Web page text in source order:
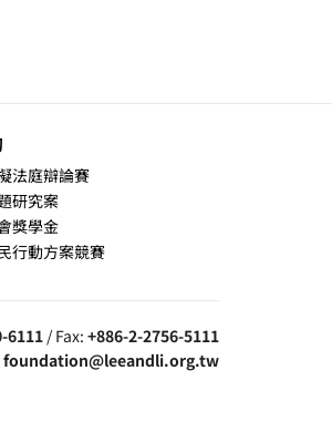
法庭辯論賽
研究案
獎學金
行動方案競賽
6111/ Fax: +886-2-2756-5111
foundation@leeandli.org.tw